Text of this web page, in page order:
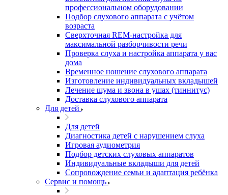
профессиональном оборудовании
Подбор слухового аппарата с учётом
возраста
Сверхточная REM-настройка для
максимальной разборчивости речи
Проверка слуха и настройка аппарата у вас
дома
Временное ношение слухового аппарата
Изготовление индивидуальных вкладышей
Лечение шума и звона в ушах (тиннитус)
Доставка слухового аппарата
Для детей
Для детей
Диагностика детей с нарушением слуха
Игровая аудиометрия
Подбор детских слуховых аппаратов
Индивидуальные вкладыши для детей
Сопровождение семьи и адаптация ребёнка
Сервис и помощь